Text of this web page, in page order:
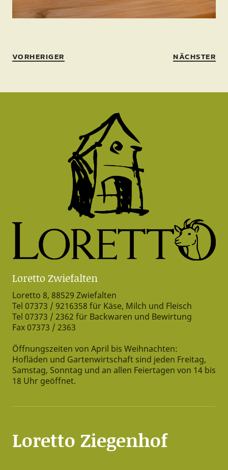
VORHERIGER NÄCHSTER
Loretto Zwiefalten
Loretto 8, 88529 Zwiefalten
Tel 07373 / 9216358 für Käse, Milch und Fleisch
Tel 07373 / 2362 für Backwaren und Bewirtung
Fax 07373 / 2363
Öffnungszeiten von April bis Weihnachten:
Hofläden und Gartenwirtschaft sind jeden Freitag,
Samstag, Sonntag und an allen Feiertagen von 14 bis
18 Uhr geöffnet.
Loretto Ziegenhof